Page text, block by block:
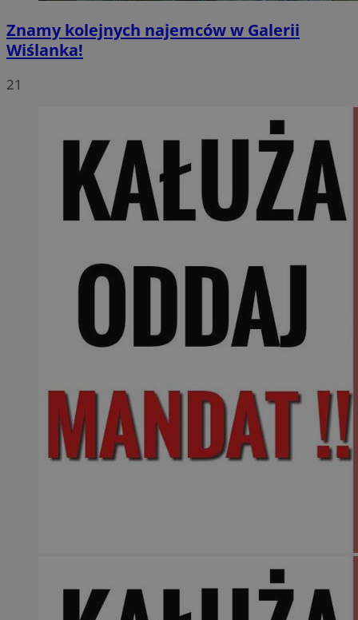
Znamy kolejnych najemców w Galerii
Wiślanka!
21